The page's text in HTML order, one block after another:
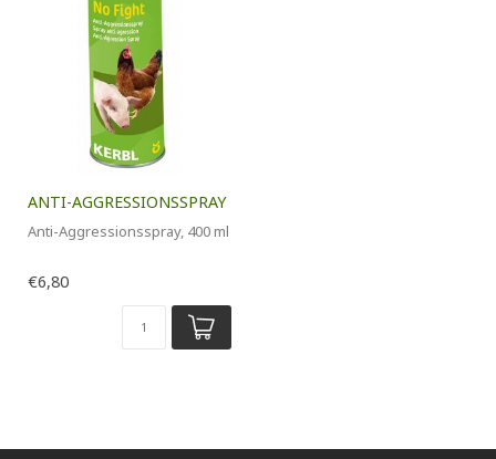
ANTI-AGGRESSIONSSPRAY
Anti-Aggressionsspray, 400 ml
€6,80